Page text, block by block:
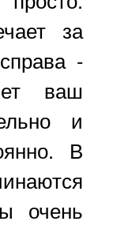
за
-
ваш
и
В
очень